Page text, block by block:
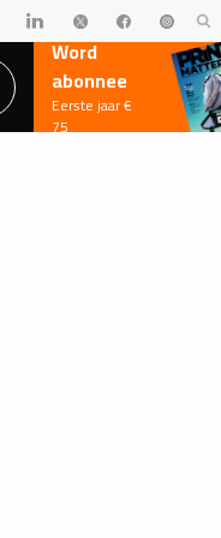
Word
abonnee
Eerste jaar €
75